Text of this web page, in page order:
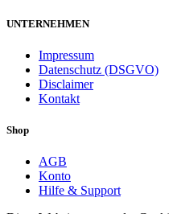
UNTERNEHMEN
Impressum
Datenschutz (DSGVO)
Disclaimer
Kontakt
Shop
AGB
Konto
Hilfe & Support